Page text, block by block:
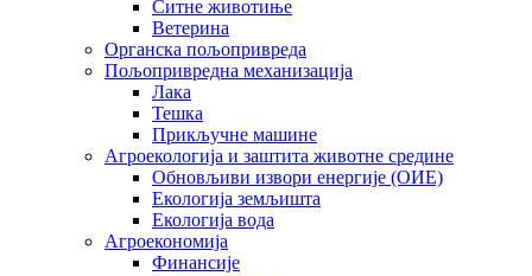
Ситне животиње
Ветерина
Органска пољопривреда
Пољопривредна механизација
Лака
Тешка
Прикључне машине
Агроекологија и заштита животне средине
Обновљиви извори енергије (ОИЕ)
Екологија земљишта
Екологија вода
Агроекономија
Финансије